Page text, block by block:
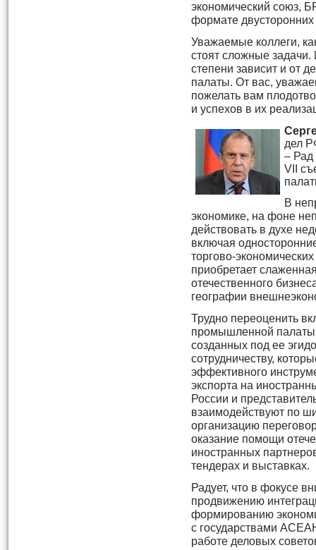
экономический союз,
формате двусторонних
Уважаемые коллеги,
стоят сложные
степени зависит и от
палаты. От вас,
пожелать вам
и успехов в их
дел
– Рад
VII
В
экономике, на фоне
действовать в духе
включая
торгово-
приобретает
отечественного
географии
Трудно переоценить
промышленной
созданных под ее
сотрудничеству,
эффективного
экспорта на
России и
взаимодействуют по
организацию
оказание помощи
иностранных
тендерах и выставках.
Радует, что в фокусе
продвижению
формированию
с государствами
работе деловых